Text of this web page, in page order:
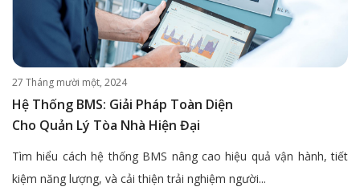
27 Tháng mười một, 2024
Hệ Thống BMS: Giải Pháp Toàn Diện
Cho Quản Lý Tòa Nhà Hiện Đại
Tìm hiểu cách hệ thống BMS nâng cao hiệu quả vận hành, tiết
kiệm năng lượng, và cải thiện trải nghiệm người...